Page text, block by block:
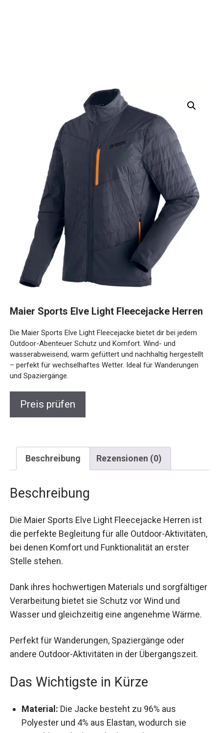
Herren
Die Maier Sports Elve Light Fleecejacke bietet dir bei jedem
Outdoor-Abenteuer Schutz und Komfort. Wind- und
wasserabweisend, warm gefüttert und nachhaltig
hergestellt – perfekt für wechselhaftes Wetter. Ideal für
Wanderungen und Spaziergänge.
Preis prüfen
Beschreibung Rezensionen (0)
Beschreibung
Die Maier Sports Elve Light Fleecejacke Herren ist
die perfekte Begleitung für alle Outdoor-
Aktivitäten, bei denen Komfort und Funktionalität
an erster Stelle stehen.
Dank ihres hochwertigen Materials und
sorgfältiger Verarbeitung bietet sie Schutz vor
Wind und Wasser und gleichzeitig eine
Perfekt für Wanderungen, Spaziergänge oder
Material: Die Jacke besteht zu 96% aus